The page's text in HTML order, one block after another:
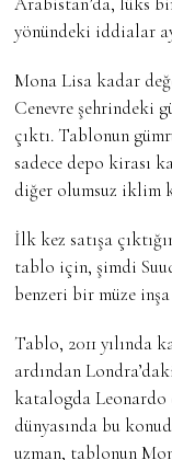
yönündeki iddialar
Mona Lisa kadar
Cenevre şehrindeki
çıktı. Tablonun
sadece depo kirası
diğer olumsuz iklim
İlk kez satışa
tablo için, şimdi
benzeri bir müze
Tablo, 2011 yılında
ardından
katalogda Leonardo
dünyasında bu
uzman, tablonun